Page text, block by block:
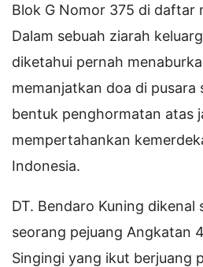
Blok G Nomor 375 di daftar
Dalam sebuah ziarah
diketahui pernah
memanjatkan doa di pusara
bentuk penghormatan atas
mempertahankan
Indonesia.
DT. Bendaro Kuning dikenal
seorang pejuang Angkatan
Singingi yang ikut berjuang